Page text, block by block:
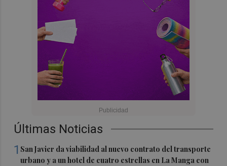
Últimas Noticias
1 San Javier da viabilidad al nuevo contrato del transporte
urbano y a un hotel de cuatro estrellas en La Manga con